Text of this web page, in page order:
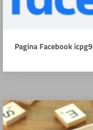
Pagina Facebook icpg9